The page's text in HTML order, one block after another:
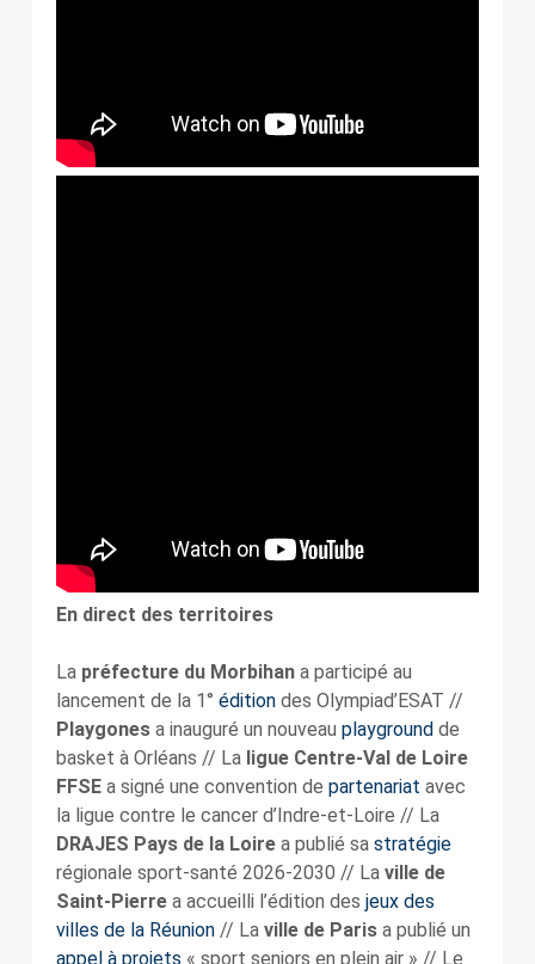
En direct des territoires
La préfecture du Morbihana participé au
lancement de la 1° éditiondes Olympiad’ESAT //
Playgones a inauguré un nouveau playground de
basket à Orléans // La ligue Centre-Val de Loire
FFSEa signé une convention de partenariat avec
la ligue contre le cancer d’Indre-et-Loire // La
DRAJES Pays de la Loirea publié sa stratégie
régionale sport-santé 2026-2030 // La ville de
Saint-Pierrea accueilli l’édition des jeux des
villes de la Réunion// La ville de Parisa publié un
appel à projets « sport seniors en plein air » // Le